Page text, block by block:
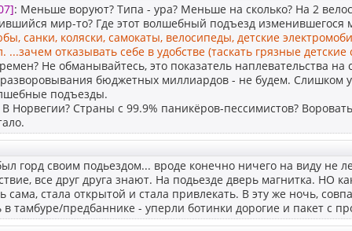
: Меньше воруют? Типа - ура? Меньше на сколько? На 2
мир-то? Где этот волшебный подъезд изменившегося
санки, коляски, самокаты, велосипеды, детские
...зачем отказывать себе в удобстве (таскать грязные
Не обманывайтесь, это показатель наплевательства на
бюджетных миллиардов - не будем. Слишком
подъезды.
Норвегии? Страны с 99.9% паникёров-пессимистов?
горд своим подьездом... вроде конечно ничего на виду не
все друг друга знают. На подьезде дверь магнитка. НО
сама, стала открытой и стала привлекать. В эту же ночь,
в тамбуре/предбаннике - уперли ботинки дорогие и пакет с